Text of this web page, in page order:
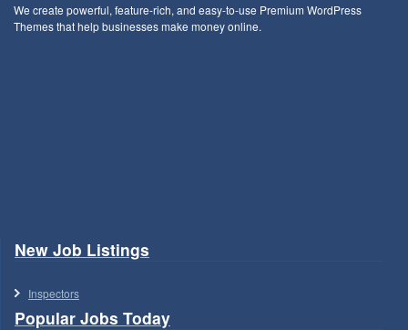
We create powerful, feature-rich, and easy-to-use Premium WordPress
Themes that help businesses make money online.
New Job Listings
Inspectors
Popular Jobs Today